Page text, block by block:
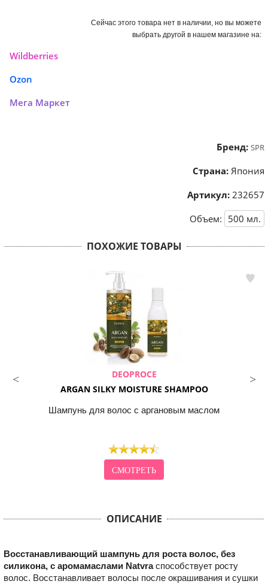
Сейчас этого товара нет в наличии, но вы можете
выбрать другой в нашем магазине на:
Wildberries
Ozon
Мега Маркет
Бренд: SPR
Страна: Япония
Артикул: 232657
Объем: 500 мл.
ПОХОЖИЕ ТОВАРЫ
DEOPROCE
ARGAN SILKY MOISTURE SHAMPOO
Шампунь для волос с аргановым маслом
СМОТРЕТЬ
ОПИСАНИЕ
Восстанавливающий шампунь для роста волос, без
силикона, с аромамаслами Natvracпособствует росту
волос. Восстанавливает волосы после окрашивания и сушки